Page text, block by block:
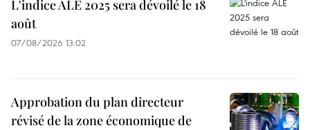
L'indice ALE 2025 sera dévoilé le 18
août
07/08/2026 13:02
Approbation du plan directeur
révisé de la zone économique de